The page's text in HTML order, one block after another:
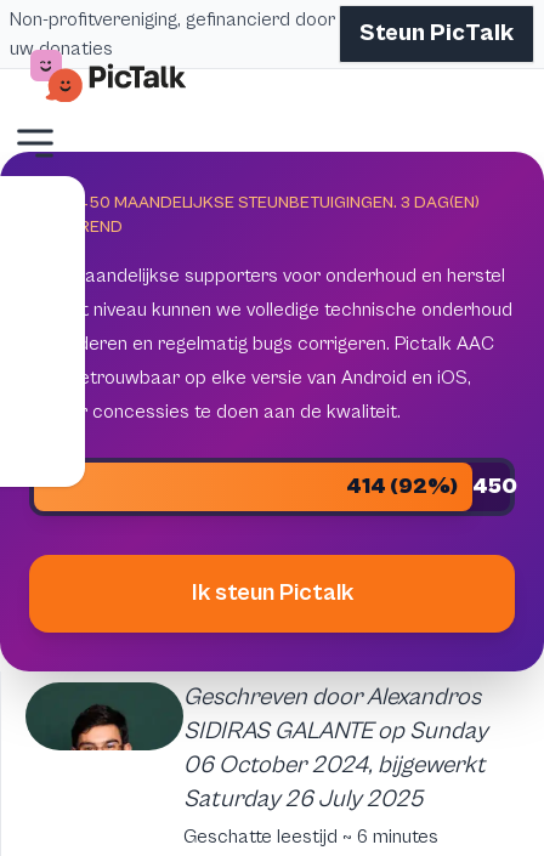
Non-profitvereniging, gefinancierd door
uw donaties
Steun PicTalk
DOEL 450 MAANDELIJKSE STEUNBETUIGINGEN. 3 DAG(EN)
RESTEREND
450 maandelijkse supporters voor onderhoud en herstel
Met dit niveau kunnen we volledige technische onderhoud
garanderen en regelmatig bugs corrigeren. Pictalk AAC
blijft betrouwbaar op elke versie van Android en iOS,
zonder concessies te doen aan de kwaliteit.
414 (92%) 450
Ik steun Pictalk
Geschreven door Alexandros
SIDIRAS GALANTE op Sunday
06 October 2024, bijgewerkt
Saturday 26 July 2025
Geschatte leestijd ~ 6 minutes